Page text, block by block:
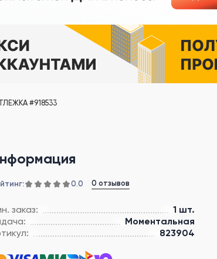
#918533
0.0 0 отзывов
заказ:
1 шт.
Моментальная
823904